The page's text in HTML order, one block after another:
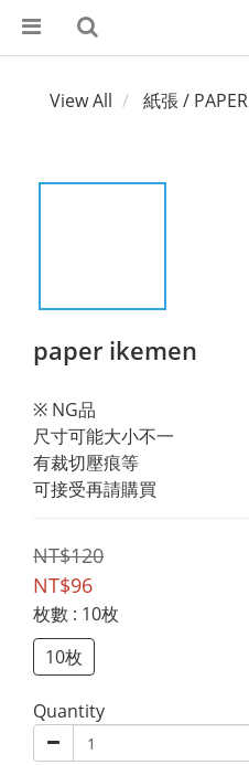
View All 紙張 / PAPER
paper ikemen
※ NG品
尺寸可能大小不一
有裁切壓痕等
可接受再請購買
NT$120
NT$96
枚數 : 10枚
10枚
Quantity